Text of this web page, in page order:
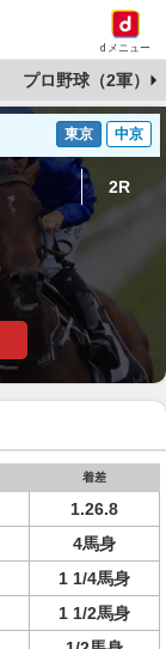
dメニュー
プロ野球（2軍）
東京 中京
2R
着差
1.26.8
4馬身
1 1/4馬身
1 1/2馬身